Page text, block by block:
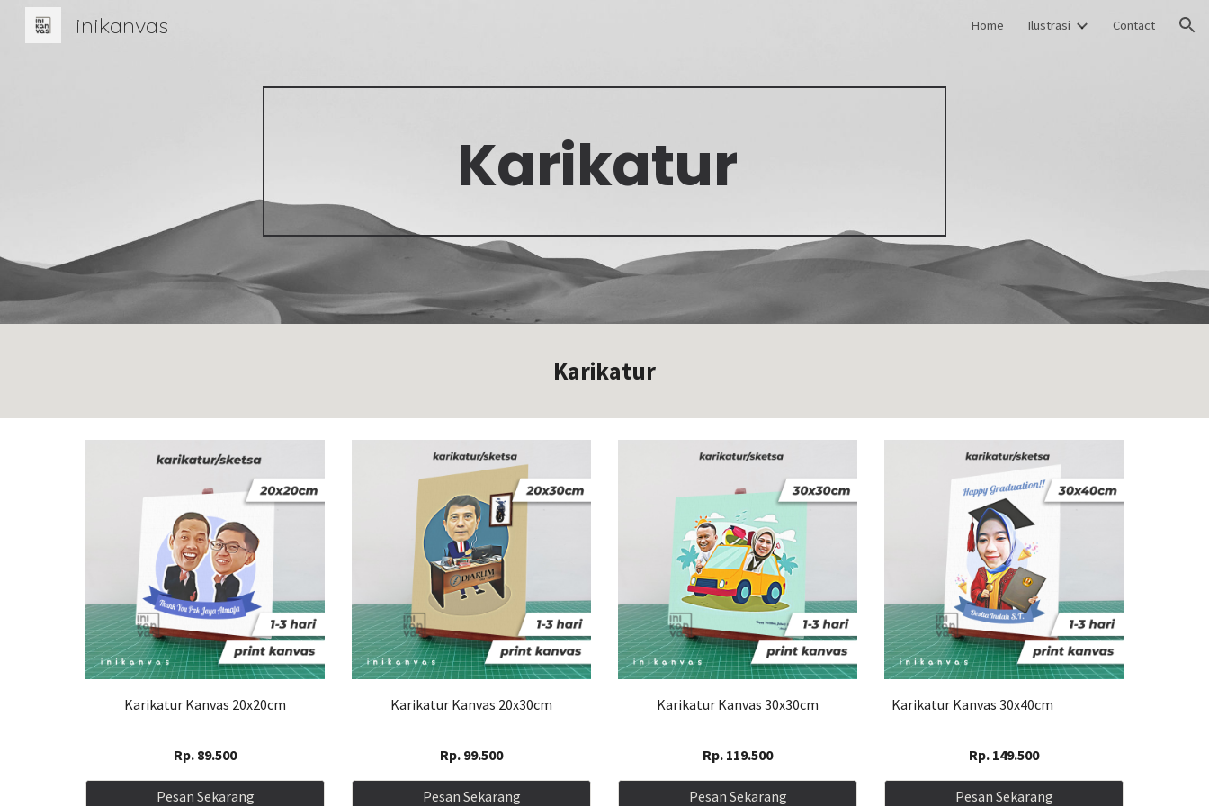
inikanvas Home Ilustrasi Contact
Karikatur
Karikatur
Karikatur Kanvas 20x20cm
Rp. 89.500
Pesan Sekarang
Karikatur Kanvas 20x30cm
Rp. 99.500
Pesan Sekarang
Karikatur Kanvas 30x30cm
Rp. 119.500
Pesan Sekarang
Karikatur Kanvas 30x40cm
Rp. 149.500
Pesan Sekarang